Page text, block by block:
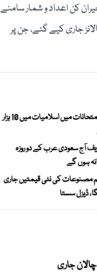
کن اعداد و شمار سامنے
طور پر 93 ہزار سے زائد ای چالانز جاری کیے گئے، جن پر
پشاور بورڈ: میٹرک امتحانات میں اسلامیات میں 10 ہزار
آج سعودی عرب کے دو روزہ
ہوں گے
مصنوعات کی نئی قیمتیں جاری
ڈیزل سستا